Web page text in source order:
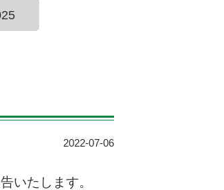
2022-07-06
いたします。